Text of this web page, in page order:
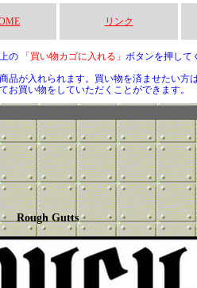
リンク
の 「買い物カゴに入れる」 ボタンを押して
品が入れられます。買い物を済ませたい
お買い物をしていただくことができます。
Rough Gutts